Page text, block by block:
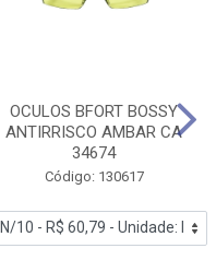
OCULOS BFORT BOSSY
ANTIRRISCO AMBAR CA
34674
Código: 130617